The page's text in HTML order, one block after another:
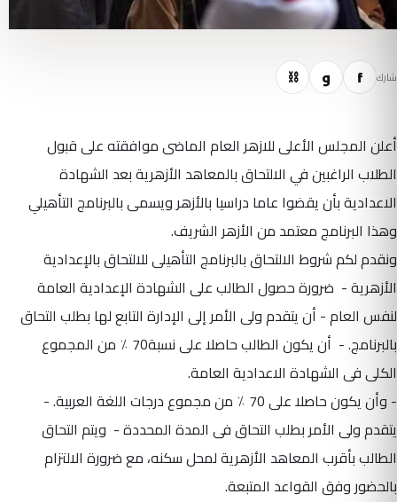
شارك f و ⛓
أعلن المجلس الأعلى للازهر العام الماضى موافقته على قبول
الطلاب الراغبين في الالتحاق بالمعاهد الأزهرية بعد الشهادة
الاعدادية بأن يقضوا عاما دراسيا بالأزهر ويسمى بالبرنامج التأهيلي
وهذا البرنامج معتمد من الأزهر الشريف.
ونقدم لكم شروط الالتحاق بالبرنامج التأهيلى للالتحاق بالإعدادية
الأزهرية - ضرورة حصول الطالب على الشهادة الإعدادية العامة
لنفس العام - أن يتقدم ولى الأمر إلى الإدارة التابع لها بطلب التحاق
بالبرنامج. - أن يكون الطالب حاصلا على نسبة70 ٪ من المجموع
الكلى فى الشهادة الاعدادية العامة.
- وأن يكون حاصلا على 70 ٪ من مجموع درجات اللغة العربية. -
يتقدم ولى الأمر بطلب التحاق فى المدة المحددة - ويتم التحاق
الطالب بأقرب المعاهد الأزهرية لمحل سكنه، مع ضرورة الالتزام
بالحضور وفق القواعد المتبعة.